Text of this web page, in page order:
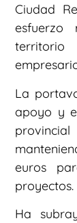
Ciudad
esfuerzo
territorio
La
apoyo y
euros
proyectos.
Ha